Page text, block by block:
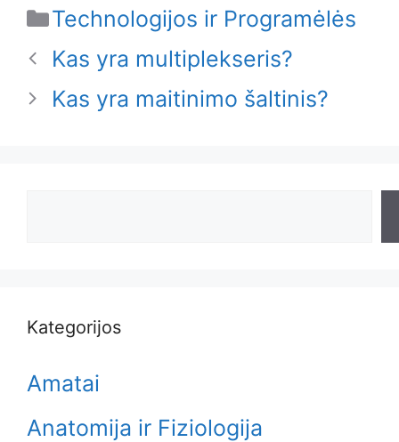
Categories
Technologijos ir Programėlės
Kas yra multiplekseris?
Kas yra maitinimo šaltinis?
Kategorijos
Amatai
Anatomija ir Fiziologija